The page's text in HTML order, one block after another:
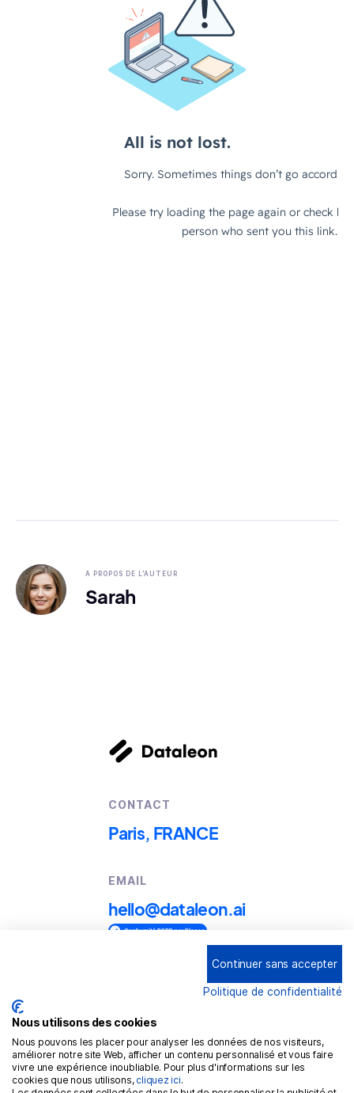
A PROPOS DE L'AUTEUR
Sarah
CONTACT
Paris, FRANCE
EMAIL
hello@dataleon.ai
Term conditions of use
Legal mentions
Confidentiality policy
Cookies policy
Continuer sans accepter
Politique de confidentialité
Nous utilisons des cookies
Nous pouvons les placer pour analyser les données de nos visiteurs,
améliorer notre site Web, afficher un contenu personnalisé et vous faire
vivre une expérience inoubliable. Pour plus d'informations sur les
cookies que nous utilisons, cliquez ici.